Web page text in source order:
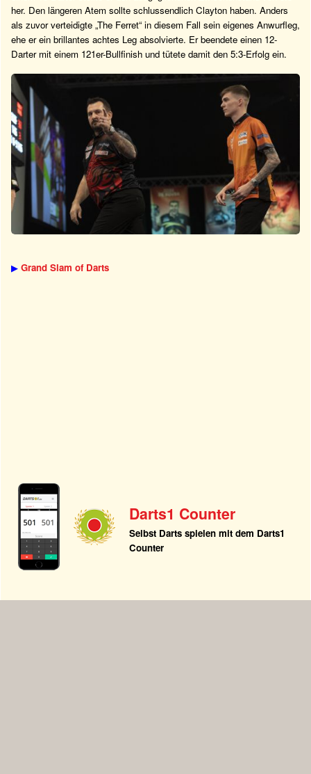
her. Den längeren Atem sollte schlussendlich Clayton haben. Anders
als zuvor verteidigte „The Ferret“ in diesem Fall sein eigenes Anwurfleg,
ehe er ein brillantes achtes Leg absolvierte. Er beendete einen 12-
Darter mit einem 121er-Bullfinish und tütete damit den 5:3-Erfolg ein.
▶ Grand Slam of Darts
Darts1 Counter
Selbst Darts spielen mit dem Darts1
Counter